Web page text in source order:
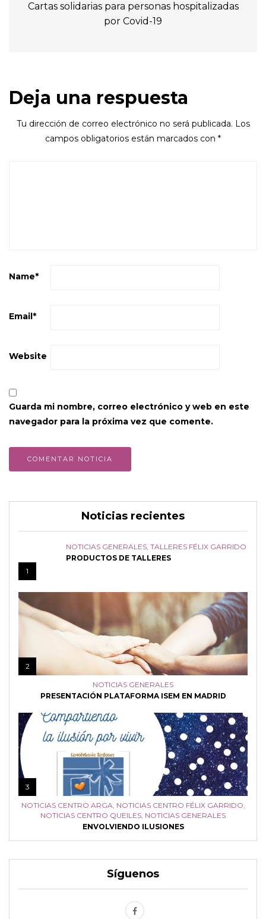
Cartas solidarias para personas hospitalizadas
por Covid-19
Deja una respuesta
Tu dirección de correo electrónico no será publicada. Los
campos obligatorios están marcados con *
Name*
Email *
Website
Guarda mi nombre, correo electrónico y web en este
navegador para la próxima vez que comente.
Noticias recientes
1
NOTICIAS GENERALES TALLERES FÉLIX GARRIDO
PRODUCTOS DE TALLERES
2
NOTICIAS GENERALES
PRESENTACIÓN PLATAFORMA ISEM EN MADRID
3
NOTICIAS CENTRO ARGA NOTICIAS CENTRO FÉLIX GARRIDO
NOTICIAS CENTRO QUEILES NOTICIAS GENERALES
ENVOLVIENDO ILUSIONES
Síguenos